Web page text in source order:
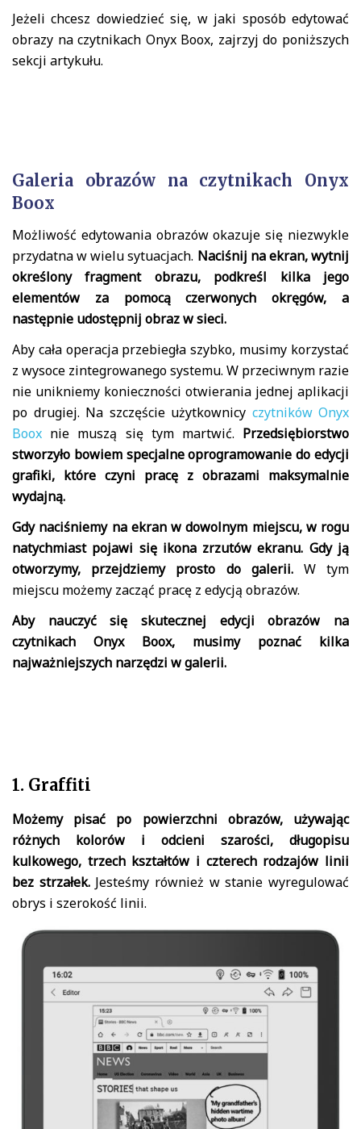
Jeżeli chcesz dowiedzieć się, w jaki sposób edytować
obrazy na czytnikach Onyx Boox, zajrzyj do poniższych
sekcji artykułu.
Galeria obrazów na czytnikach Onyx
Boox
Możliwość edytowania obrazów okazuje się niezwykle
przydatna w wielu sytuacjach. Naciśnij na ekran, wytnij
określony fragment obrazu, podkreśl kilka jego
elementów za pomocą czerwonych okręgów, a
następnie udostępnij obraz w sieci.
Aby cała operacja przebiegła szybko, musimy korzystać
z wysoce zintegrowanego systemu. W przeciwnym razie
nie unikniemy konieczności otwierania jednej aplikacji
po drugiej. Na szczęście użytkownicy czytników Onyx
Boox nie muszą się tym martwić. Przedsiębiorstwo
stworzyło bowiem specjalne oprogramowanie do edycji
grafiki, które czyni pracę z obrazami maksymalnie
wydajną.
Gdy naciśniemy na ekran w dowolnym miejscu, w rogu
natychmiast pojawi się ikona zrzutów ekranu. Gdy ją
otworzymy, przejdziemy prosto do galerii.W tym
miejscu możemy zacząć pracę z edycją obrazów.
Aby nauczyć się skutecznej edycji obrazów na
czytnikach Onyx Boox, musimy poznać kilka
najważniejszych narzędzi w galerii.
1. Graffiti
Możemy pisać po powierzchni obrazów, używając
różnych kolorów i odcieni szarości, długopisu
kulkowego, trzech kształtów i czterech rodzajów linii
bez strzałek.Jesteśmy również w stanie wyregulować
obrys i szerokość linii.